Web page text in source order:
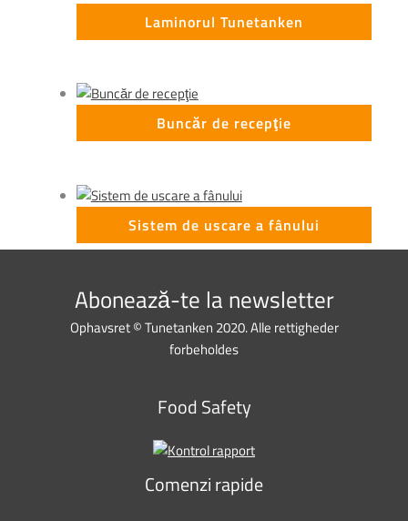
Laminorul Tunetanken
Buncăr de recepţie
Sistem de uscare a fânului
Abonează-te la newsletter
Ophavsret © Tunetanken 2020. Alle rettigheder
forbeholdes
Food Safety
Comenzi rapide